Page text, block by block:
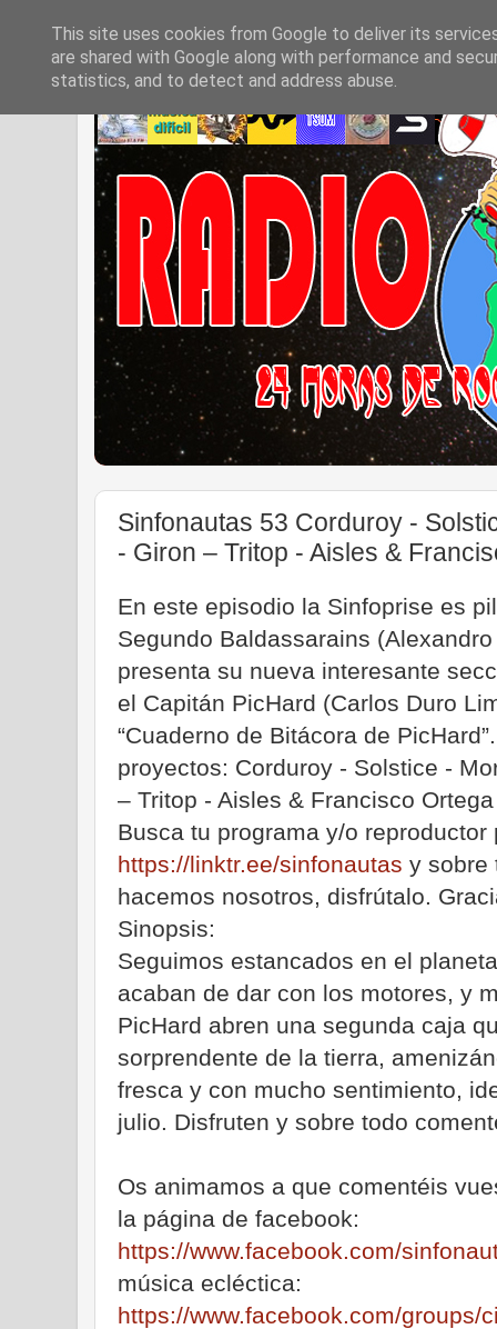
Sinfonautas 53 Corduroy -
- Giron – Tritop - Aisles &
En este episodio la Sinfoprise es
Segundo Baldassarains
presenta su nueva interesante
el Capitán PicHard (Carlos Duro
“Cuaderno de Bitácora de
proyectos: Corduroy - Solstice -
– Tritop - Aisles & Francisco Ortega
Busca tu programa y/o reproductor
https://linktr.ee/sinfonautas y sobre
hacemos nosotros, disfrútalo.
Sinopsis:
Seguimos estancados en el
acaban de dar con los motores, y
PicHard abren una segunda caja
sorprendente de la tierra,
fresca y con mucho sentimiento,
julio. Disfruten y sobre todo
Os animamos a que comentéis
la página de facebook:
https://www.facebook.com/
música ecléctica:
https://www.facebook.com/groups/
This site uses cookies from Google to deliver its
are shared with Google along with performance and
statistics, and to detect and address abuse.